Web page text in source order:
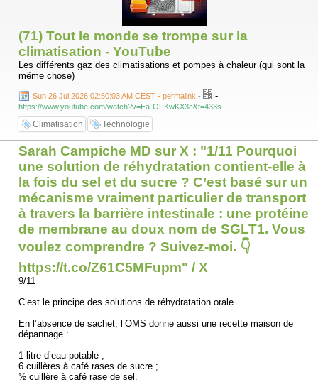
L’étiquette mentionne souvent le sel, pas le sodium.
Pour convertir :
sodium ≈ sel ÷ 2,5
Ainsi, 0,20 g de sel/100 ml correspondent à environ 0,80 g de sodium
À titre de comparaison, une solution de réhydratation orale OMS
contient environ 1,7 g de sodium par litre, soit davantage qu’une
boisson destinée à l’effort. Là encore, la composition reflète le
problème qu’elle est conçue pour traiter.
Et là nous trouvons à la dernière situation, l’utilité réelle des SRO👇
Sarah Campiche MD
@campiche_sarah
·
18 juil.
🚽 Situation n° 4 : diarrhée ou vomissements
Ici, le problème est différent.
Il ne s’agit plus seulement de boire ou de remplacer de la sueur.
Il faut permettre à un intestin malade d’absorber efficacement de l’eau
et du sodium, car perdus en grande quantités.
C’est le rôle des solutions de réhydratation orale, fameux SRO dont
nous avons parlé il y a peu.
(71) Tout le monde se trompe sur la
climatisation - YouTube
Les différents gaz des climatisations et pompes à chaleur (qui sont la
même chose)
Sun 26 Jul 2026 02:50:03 AM CEST - permalink - -
https://www.youtube.com/watch?v=Ea-OFKwKX3c&t=433s
Climatisation Technologie
Sarah Campiche MD sur X : "1/11 Pourquoi
une solution de réhydratation contient-elle à
la fois du sel et du sucre ? C’est basé sur un
mécanisme vraiment particulier de transport
à travers la barrière intestinale : une protéine
de membrane au doux nom de SGLT1. Vous
voulez comprendre ? Suivez-moi. 👇
https://t.co/Z61C5MFupm" / X
9/11
C’est le principe des solutions de réhydratation orale.
En l’absence de sachet, l’OMS donne aussi une recette maison de
dépannage :
1 litre d’eau potable ;
6 cuillères à café rases de sucre ;
½ cuillère à café rase de sel.